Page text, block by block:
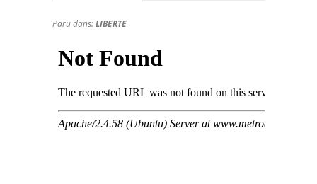
Paru dans:LIBERTE